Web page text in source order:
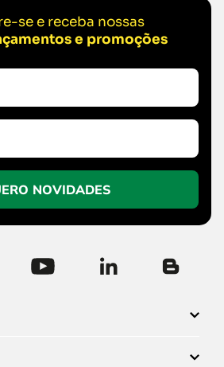
se e receba nossas
e promoções
NOVIDADES